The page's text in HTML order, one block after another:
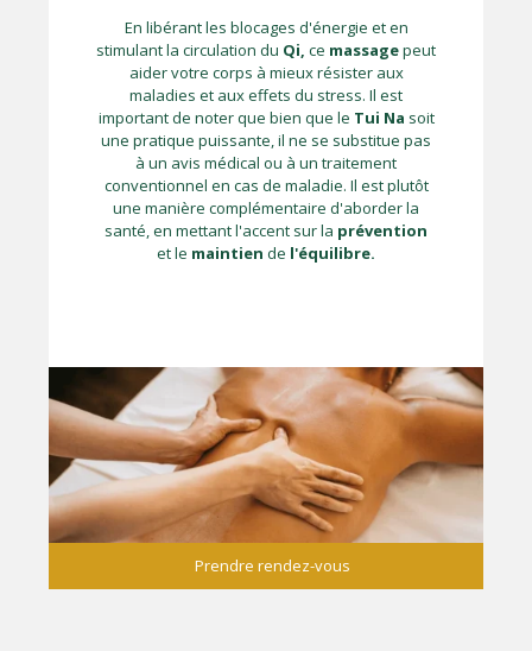
En libérant les blocages d'énergie et en
stimulant la circulation du Qi, ce massagepeut
aider votre corps à mieux résister aux
maladies et aux effets du stress. Il est
important de noter que bien que le Tui Na soit
une pratique puissante, il ne se substitue pas
à un avis médical ou à un traitement
conventionnel en cas de maladie. Il est plutôt
une manière complémentaire d'aborder la
santé, en mettant l'accent sur la prévention
et le maintien de l'équilibre.
Prendre rendez-vous